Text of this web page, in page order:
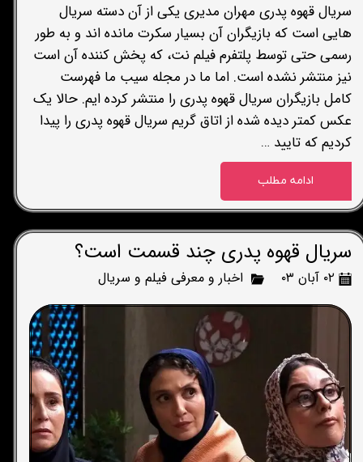
سریال قهوه پدری مهران مدیری یکی از آن دسته سریال
هایی است که بازیگران آن بسیار سکرت مانده اند و به طور
رسمی حتی توسط پلتفرم فیلم نت، که پخش کننده آن است
نیز منتشر نشده است. اما ما در مجله سیب ما فهرست
کامل بازیگران سریال قهوه پدری را منتشر کرده ایم. حالا یک
عکس کمتر دیده شده از اتاق گریم سریال قهوه پدری را پیدا
کردیم که تایید …
ادامه مطلب
سریال قهوه پدری چند قسمت است؟
۰۲ آبان ۰۳ اخبار و معرفی فیلم و سریال